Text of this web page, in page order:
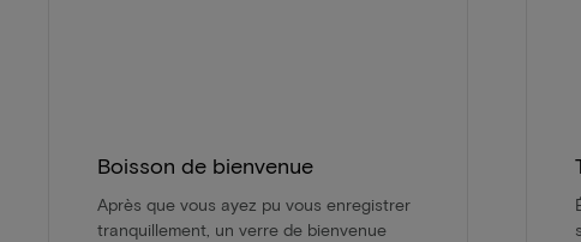
Boisson de bienvenue
Après que vous ayez pu vous enregistrer
tranquillement, un verre de bienvenue